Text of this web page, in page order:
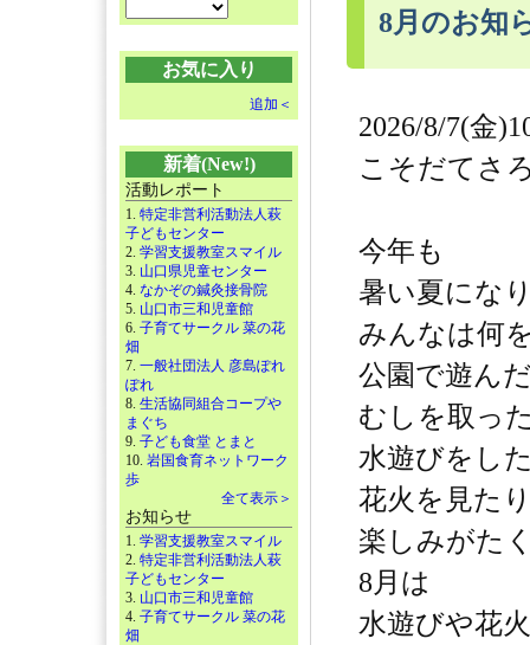
お気に入り
追加＜
新着(New!)
活動レポート
1. 特定非営利活動法人萩
子どもセンター
2. 学習支援教室スマイル
3. 山口県児童センター
4. なかぞの鍼灸接骨院
5. 山口市三和児童館
6. 子育てサークル 菜の花
畑
7. 一般社団法人 彦島ぽれ
ぽれ
8. 生活協同組合コープや
まぐち
9. 子ども食堂 とまと
10. 岩国食育ネットワーク
歩
全て表示＞
お知らせ
1. 学習支援教室スマイル
2. 特定非営利活動法人萩
子どもセンター
3. 山口市三和児童館
4. 子育てサークル 菜の花
畑
8月のお知
2026/8/7(金
こそだてさ
今年も
暑い夏にな
みんなは何
公園で遊ん
むしを取っ
水遊びをし
花火を見た
楽しみがた
8月は
水遊びや花